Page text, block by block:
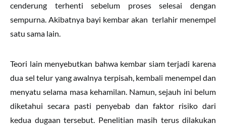
cenderung terhenti sebelum proses selesai dengan
sempurna. Akibatnya bayi kembar akan terlahir menempel
satu sama lain.
Teori lain menyebutkan bahwa kembar siam terjadi karena
dua sel telur yang awalnya terpisah, kembali menempel dan
menyatu selama masa kehamilan. Namun, sejauh ini belum
diketahui secara pasti penyebab dan faktor risiko dari
kedua dugaan tersebut. Penelitian masih terus dilakukan